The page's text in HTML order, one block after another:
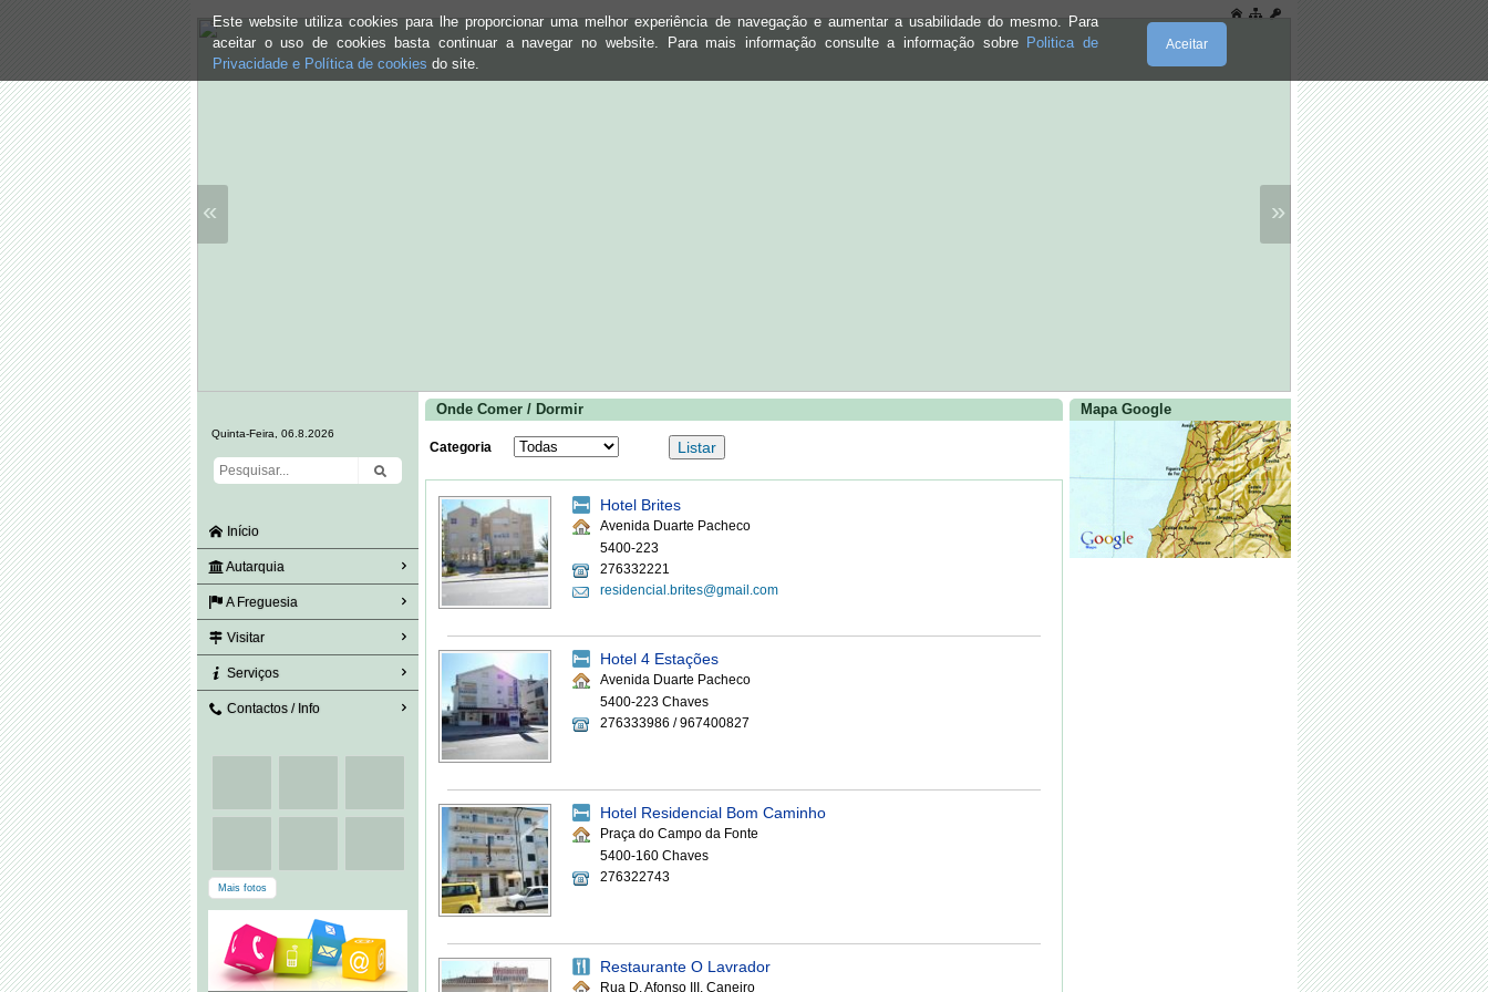
Este website utiliza cookies para lhe proporcionar uma melhor experiência de navegação e aumentar a usabilidade do mesmo. Para
aceitar o uso de cookies basta continuar a navegar no website. Para mais informação consulte a informação sobre Politica de
Privacidade e Política de cookies do site.
Aceitar
« »
Quinta-Feira, 06.8.2026
Início
Autarquia
A Freguesia
Visitar
Serviços
Contactos / Info
Mais fotos
Onde Comer / Dormir
Categoria
Hotel Brites
Avenida Duarte Pacheco
5400-223
276332221
residencial.brites@gmail.com
Hotel 4 Estações
Avenida Duarte Pacheco
5400-223 Chaves
276333986 / 967400827
Hotel Residencial Bom Caminho
Praça do Campo da Fonte
5400-160 Chaves
276322743
Restaurante O Lavrador
Rua D. Afonso III, Caneiro
Mapa Google